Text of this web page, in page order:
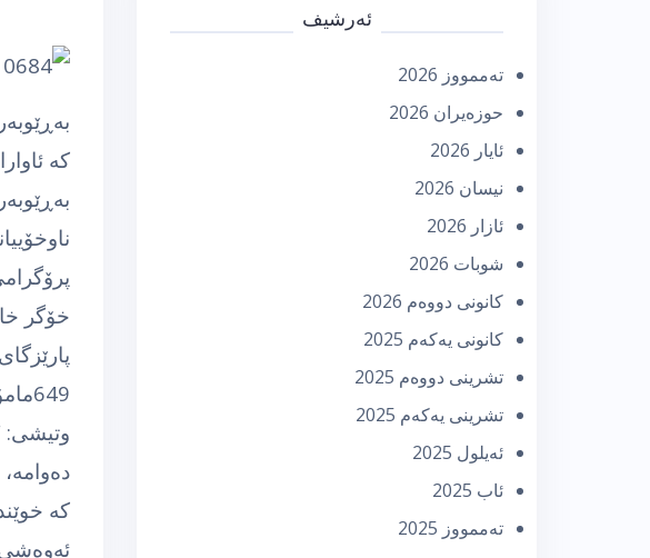
كه‌
خۆگر
649مامۆستا و 10هه‌زار و 26 فه‌رمانبه‌ر و نزیكه‌ی 500 هه‌زار خوێندكار هه‌یه‌”.
كه‌
ئەرشیف
تەممووز 2026
حوزه‌یران 2026
ئایار 2026
نیسان 2026
ئازار 2026
شوبات 2026
كانونی دووه‌م 2026
كانونی یه‌كه‌م 2025
تشرینی دووه‌م 2025
تشرینی یه‌كه‌م 2025
ئه‌یلول 2025
ئاب 2025
تەممووز 2025